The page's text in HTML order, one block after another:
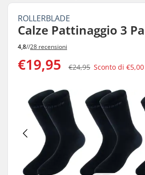
ROLLERBLADE
Calze Pattinaggio 3
4,8//28 recensioni
€19,95 €24,95 Sconto di €5,00